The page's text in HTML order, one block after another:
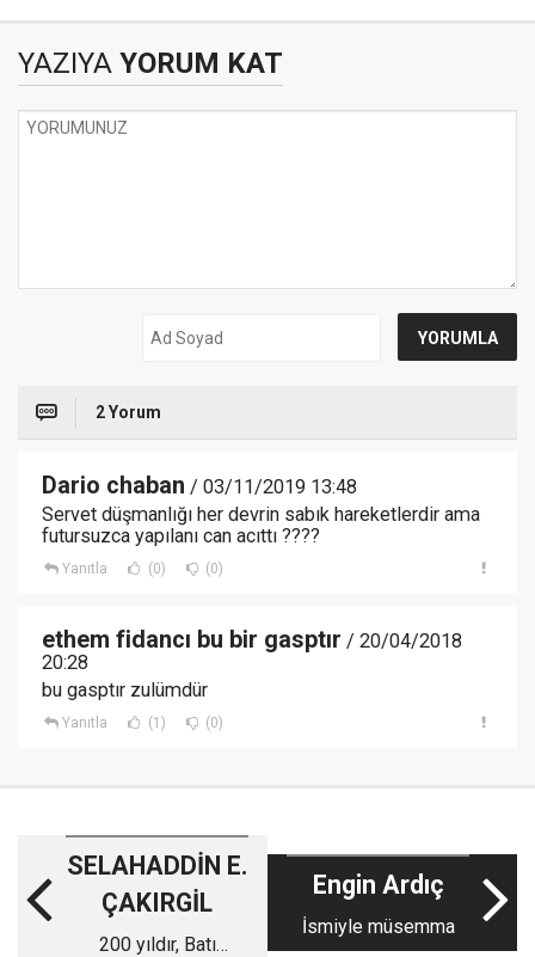
YAZIYA YORUM KAT
2 Yorum
Dario chaban / 03/11/2019 13:48
Servet düşmanlığı her devrin sabık hareketlerdir ama
futursuzca yapılanı can acıttı ????
Yanıtla (0) (0)
ethem fidancı bu bir gasptır / 20/04/2018
20:28
bu gasptır zulümdür
Yanıtla (1) (0)
SELAHADDİN E.
ÇAKIRGİL
200 yıldır, Batı
Engin Ardıç
İsmiyle müsemma